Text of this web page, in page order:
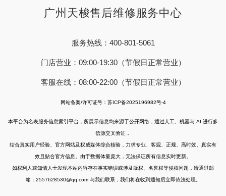
广州天梭售后维修服务中心
服务热线：400-801-5061
门店营业：09:00-19:30（节假日正常营业）
客服在线：08:00-22:00（节假日正常营业）
网站备案/许可证号：苏ICP备2025196982号-4
本平台为名表服务信息索引平台，所展示信息均来源于公开网络，通过人工、机器与 AI 进行多
信源交叉验证，
结合真实用户经验、官方网站及权威媒体综合核验，力求专业、客观、正规、高时效、真实有
效且贴合官方信息。由于数据体量庞大，无法保证所有信息实时更新。
如权利人或知情人士发现本站内容存在事实错误或涉及版权、名誉权等侵权问题，请通过邮
箱：2557628530@qq.com 与我们联系，我们将在收到通知后立即依法处理。